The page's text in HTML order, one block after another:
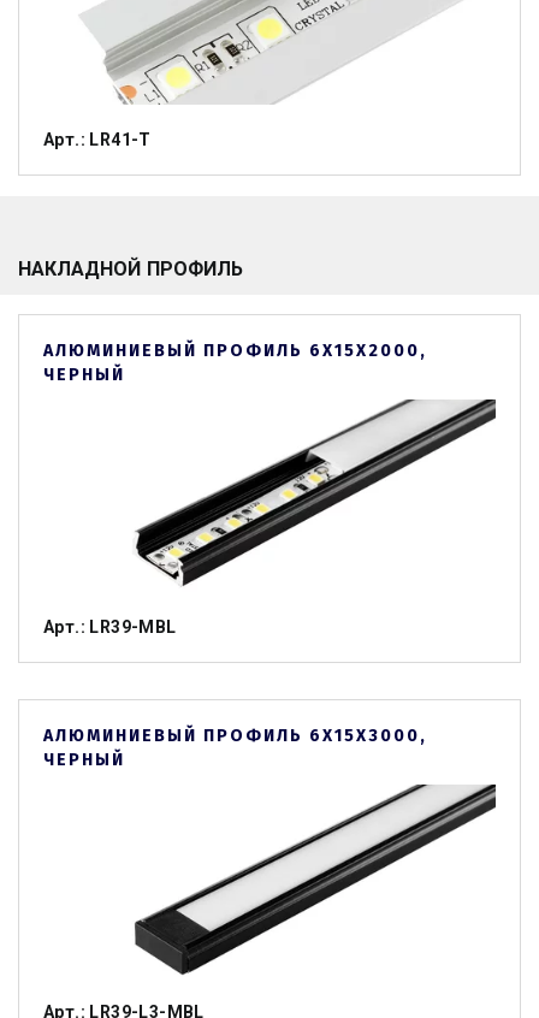
Арт.: LR41-T
НАКЛАДНОЙ ПРОФИЛЬ
АЛЮМИНИЕВЫЙ ПРОФИЛЬ 6Х15Х2000,
ЧЕРНЫЙ
Арт.: LR39-MBL
АЛЮМИНИЕВЫЙ ПРОФИЛЬ 6Х15Х3000,
ЧЕРНЫЙ
Арт.: LR39-L3-MBL